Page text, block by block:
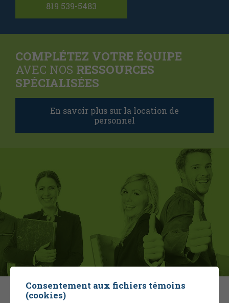
819 539-5483
COMPLÉTEZ VOTRE ÉQUIPE
AVEC NOS RESSOURCES
SPÉCIALISÉES
En savoir plus sur la location de
personnel
Consentement aux fichiers témoins
(cookies)